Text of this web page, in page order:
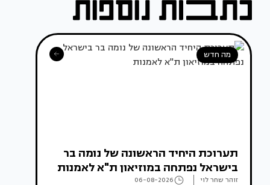
מה חדש
תערוכת היחיד הראשונה של נומה בר
בישראל נפתחה במוזיאון ת"א לאמנות
זוהר שחר לוי 06-08-2026